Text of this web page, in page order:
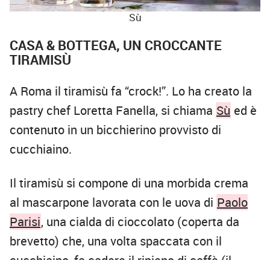
Sù
CASA & BOTTEGA, UN CROCCANTE
TIRAMISÙ
A Roma il tiramisù fa “crock!”. Lo ha creato la
pastry chef Loretta Fanella, si chiama Sù ed è
contenuto in un bicchierino provvisto di
cucchiaino.
Il tiramisù si compone di una morbida crema
al mascarpone lavorata con le uova di Paolo
Parisi, una cialda di cioccolato (coperta da
brevetto) che, una volta spaccata con il